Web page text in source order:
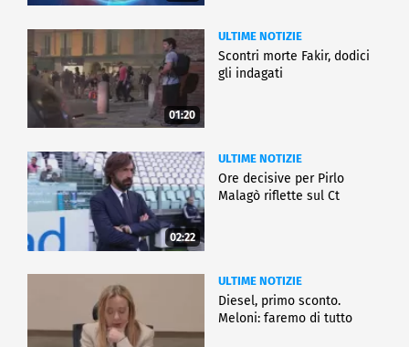
01:20
ULTIME NOTIZIE
Scontri morte Fakir, dodici
gli indagati
02:22
ULTIME NOTIZIE
Ore decisive per Pirlo
Malagò riflette sul Ct
ULTIME NOTIZIE
Diesel, primo sconto.
Meloni: faremo di tutto